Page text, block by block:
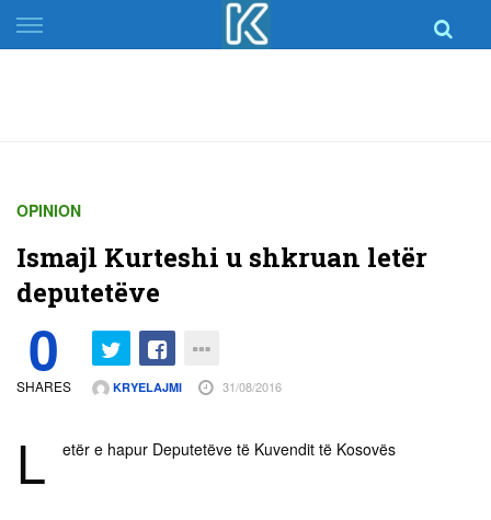
Skip
to
OPINION
Ismajl Kurteshi u shkruan letër
deputetëve
0
SHARES KRYELAJMI 31/08/2016
L etër e hapur Deputetëve të Kuvendit të Kosovës